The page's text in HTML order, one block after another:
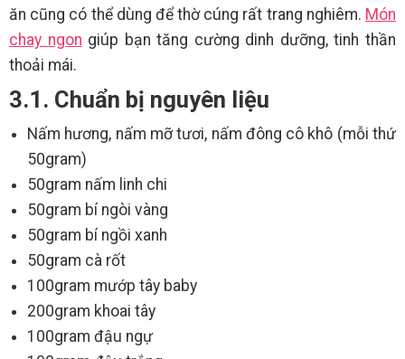
ăn cũng có thể dùng để thờ cúng rất trang nghiêm. Món
chay ngon giúp bạn tăng cường dinh dưỡng, tinh thần
thoải mái.
3.1. Chuẩn bị nguyên liệu
Nấm hương, nấm mỡ tươi, nấm đông cô khô (mỗi thứ
50gram)
50gram nấm linh chi
50gram bí ngòi vàng
50gram bí ngồi xanh
50gram cà rốt
100gram mướp tây baby
200gram khoai tây
100gram đậu ngự